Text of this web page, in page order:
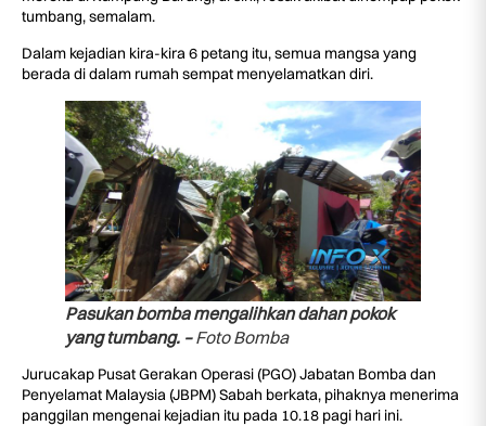
tumbang, semalam.
Dalam kejadian kira-kira 6 petang itu, semua mangsa yang
berada di dalam rumah sempat menyelamatkan diri.
Pasukan bomba mengalihkan dahan pokok
yang tumbang. –Foto Bomba
Jurucakap Pusat Gerakan Operasi (PGO) Jabatan Bomba dan
Penyelamat Malaysia (JBPM) Sabah berkata, pihaknya menerima
panggilan mengenai kejadian itu pada 10.18 pagi hari ini.